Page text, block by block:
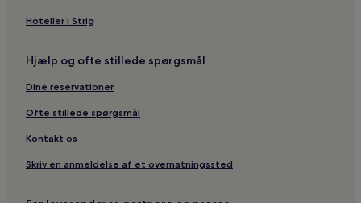
Hoteller i Strig
Hjælp og ofte stillede spørgsmål
Dine reservationer
Ofte stillede spørgsmål
Kontakt os
Skriv en anmeldelse af et overnatningssted